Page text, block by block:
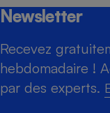
Newsletter
Recevez
hebdomadaire !
par des experts.